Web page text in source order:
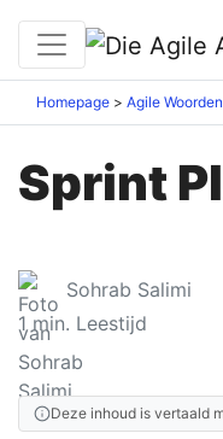
Homepage Agile
Sprint
Sohrab Salimi
1min. Leestijd
Deze inhoud is vertaald